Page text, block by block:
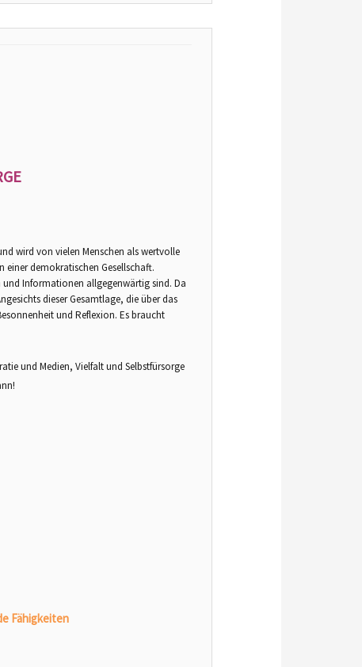
wird von vielen Menschen als wertvolle
demokratischen Gesellschaft.
und Informationen allgegenwärtig sind. Da
dieser Gesamtlage, die über das
und Reflexion. Es braucht
und Medien, Vielfalt und Selbstfürsorge
Fähigkeiten